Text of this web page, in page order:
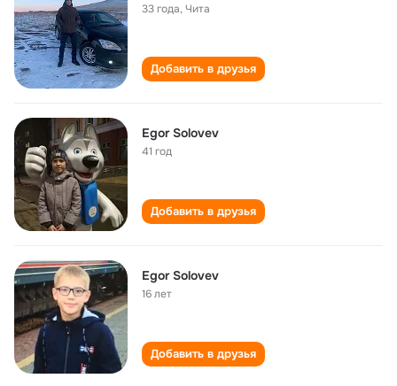
33 года,Чита
Добавить в друзья
Egor Solovev
41 год
Добавить в друзья
Egor Solovev
16 лет
Добавить в друзья